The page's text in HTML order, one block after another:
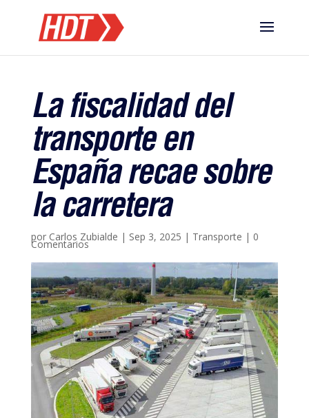
La fiscalidad del
transporte en
España recae sobre
la carretera
por Carlos Zubialde | Sep 3, 2025 | Transporte | 0
Comentarios